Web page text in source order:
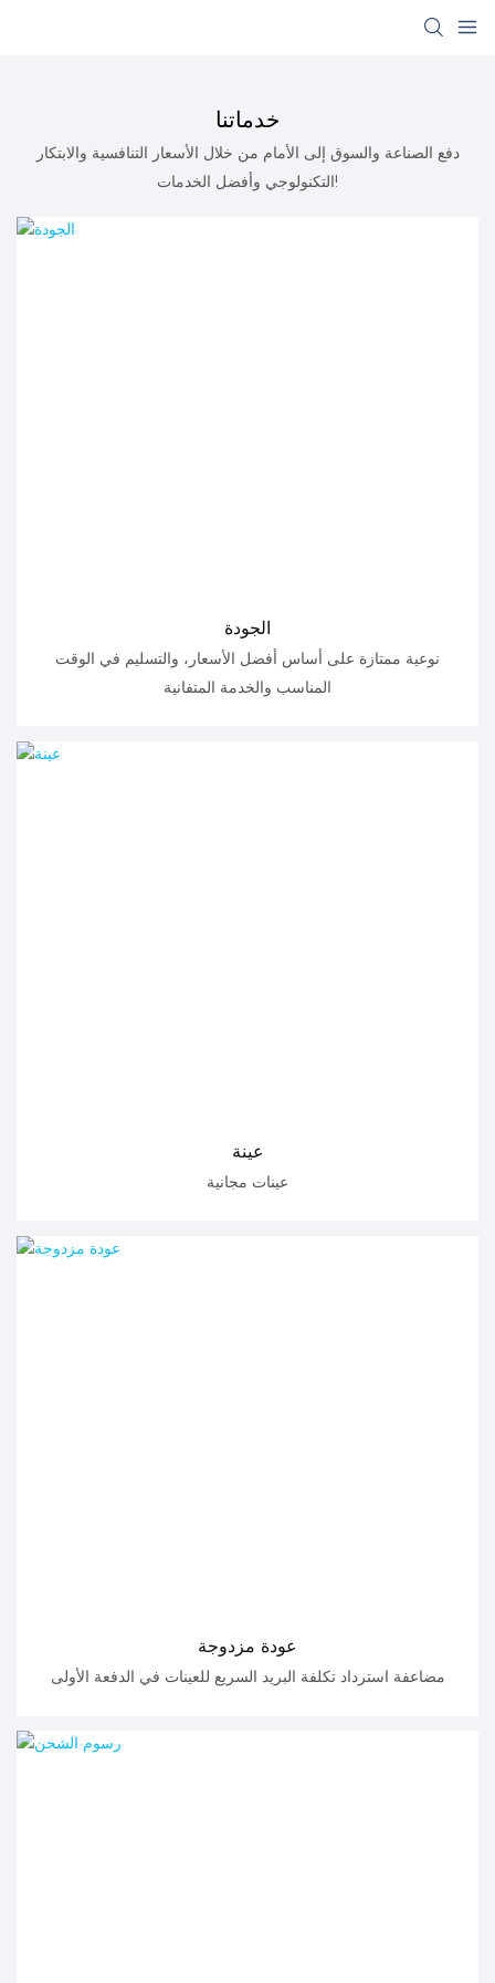
خدماتنا
دفع الصناعة والسوق إلى الأمام من خلال الأسعار التنافسية والابتكار
التكنولوجي وأفضل الخدمات!
الجودة
نوعية ممتازة على أساس أفضل الأسعار، والتسليم في الوقت
المناسب والخدمة المتفانية
عينة
عينات مجانية
عودة مزدوجة
مضاعفة استرداد تكلفة البريد السريع للعينات في الدفعة الأولى